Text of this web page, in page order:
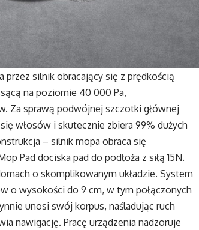
silnik obracający się z prędkością
na poziomie 40 000 Pa,
Za sprawą podwójnej szczotki głównej
włosów i skutecznie zbiera 99% dużych
– silnik mopa obraca się
Pad dociska pad do podłoża z siłą 15N.
o skomplikowanym układzie. System
o wysokości do 9 cm, w tym połączonych
unosi swój korpus, naśladując ruch
nawigację. Pracę urządzenia nadzoruje